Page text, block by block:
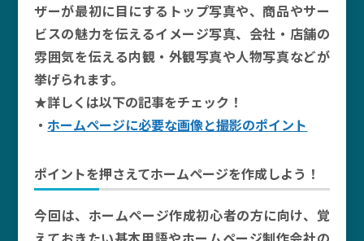
ザーが最初に目にするトップ写真や、商品やサー
ビスの魅力を伝えるイメージ写真、会社・店舗の
雰囲気を伝える内観・外観写真や人物写真などが
挙げられます。
★詳しくは以下の記事をチェック！
・ホームページに必要な画像と撮影のポイント
ポイントを押さえてホームページを作成しよう！
今回は、ホームページ作成初心者の方に向け、覚